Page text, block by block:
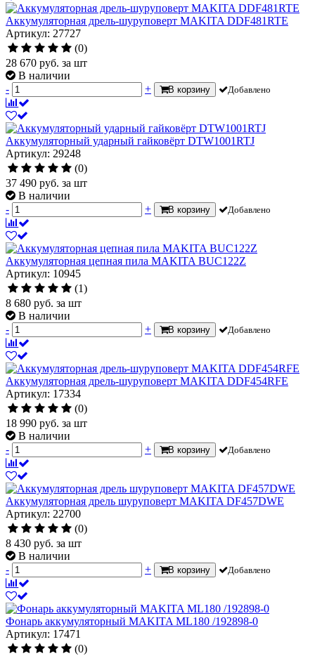
Аккумуляторная дрель-шуруповерт MAKITA DDF481RTE
Артикул: 27727
(0)
28 670 руб. за шт
В наличии
-
+ В корзину Добавлено
Аккумуляторный ударный гайковёрт DTW1001RTJ
Артикул: 29248
(0)
37 490 руб. за шт
В наличии
-
+ В корзину Добавлено
Аккумуляторная цепная пила MAKITA BUC122Z
Артикул: 10945
(1)
8 680 руб. за шт
В наличии
-
+ В корзину Добавлено
Аккумуляторная дрель-шуруповерт MAKITA DDF454RFE
Артикул: 17334
(0)
18 990 руб. за шт
В наличии
-
+ В корзину Добавлено
Аккумуляторная дрель шуруповерт MAKITA DF457DWE
Артикул: 22700
(0)
8 430 руб. за шт
В наличии
-
+ В корзину Добавлено
Фонарь аккумуляторный MAKITA ML180 /192898-0
Артикул: 17471
(0)